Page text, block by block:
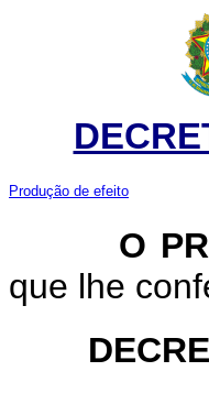
Produção de efeito
O
que lhe